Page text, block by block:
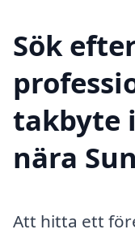
Sök
takbyte
nära
Att hitta ett